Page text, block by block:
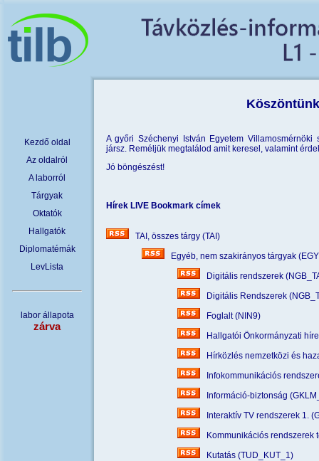
Kezdő oldal
Az oldalról
A laborról
Tárgyak
Oktatók
Hallgatók
Diplomatémák
LevLista
labor állapota
zárva
A győri Széchenyi István Egyetem Villamosmérnöki
jársz. Reméljük megtalálod amit keresel, valamint
Jó böngészést!
Hírek LIVE Bookmark címek
TAI, összes tárgy (TAI)
Egyéb, nem szakirányos tárgyak
Digitális rendszerek
Digitális Rendszerek
Foglalt (NIN9)
Hallgatói Önkormányzati
Hírközlés nemzetközi és
Infokommunikációs
Információ-biztonság
Interaktív TV rendszerek 1.
Kommunikációs rendszerek
Kutatás (TUD_KUT_1)